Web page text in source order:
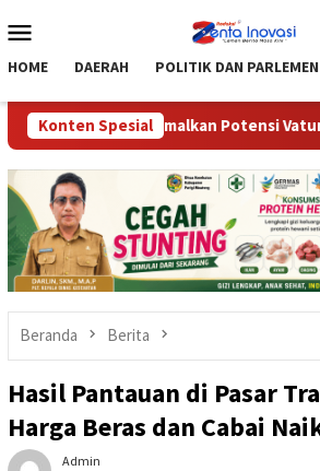
ke
Mobile
HOME DAERAH POLITIK DAN PARLEMEN
Konten Spesial
Optimalkan Potensi Vatumatando
Beranda Berita
Hasil Pantauan di Pasar
Harga Beras dan Cabai
Admin